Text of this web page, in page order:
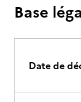
Base
Date de